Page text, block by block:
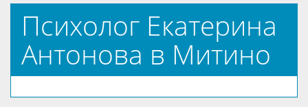
Психолог Екатерина
Антонова в Митино